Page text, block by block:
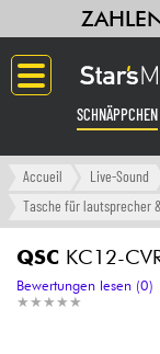
SCHNÄPPCHEN
Langue
Verstärker
Accueil Live-Sound
Tasche für lautsprecher
QSC KC12-
★ ★ ★ ★ ★
★ ★ ★ ★ ★
Bewertungen lesen (0)